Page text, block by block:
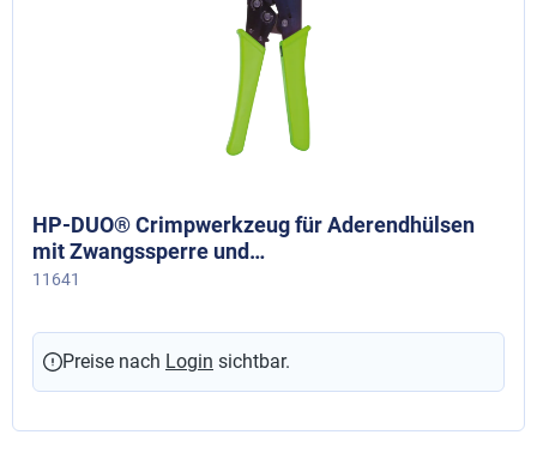
HP-DUO® Crimpwerkzeug für Aderendhülsen
mit Zwangssperre und
Entriegelungsmöglichkeit, 4 - 16 mm²
11641
Preise nach Login sichtbar.